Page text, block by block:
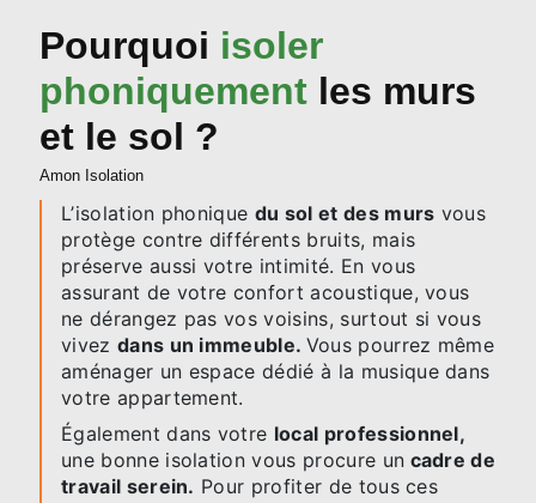
Pourquoi isoler
phoniquement les murs
et le sol ?
Amon Isolation
L’isolation phonique du sol et des murs vous
protège contre différents bruits, mais
préserve aussi votre intimité. En vous
assurant de votre confort acoustique, vous
ne dérangez pas vos voisins, surtout si vous
vivez dans un immeuble. Vous pourrez même
aménager un espace dédié à la musique dans
votre appartement.
Également dans votre local professionnel,
une bonne isolation vous procure un cadre de
travail serein. Pour profiter de tous ces